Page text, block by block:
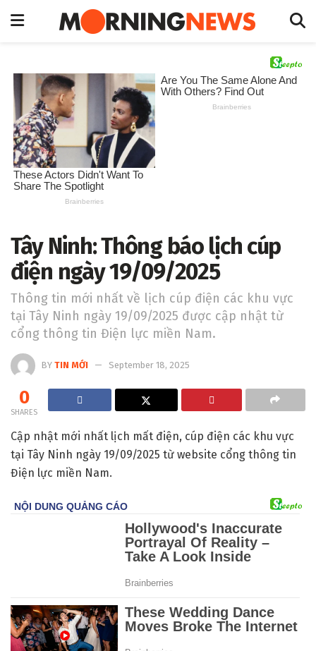
Tây Ninh: Thông báo lịch cúp
điện ngày 19/09/2025
Thông tin mới nhất về lịch cúp điện các khu vực
tại Tây Ninh ngày 19/09/2025 được cập nhật từ
cổng thông tin Điện lực miền Nam.
BY TIN MỚI September 18, 2025
0
SHARES
Cập nhật mới nhất lịch mất điện, cúp điện các khu vực
tại Tây Ninh ngày 19/09/2025 từ website cổng thông tin
Điện lực miền Nam.